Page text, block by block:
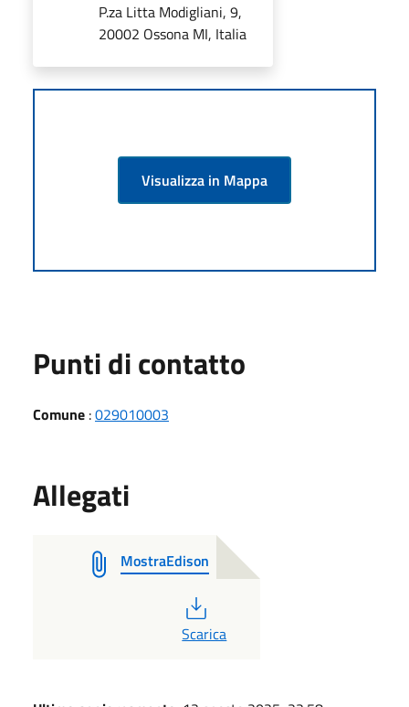
P.za Litta Modigliani, 9,
20002 Ossona MI, Italia
Visualizza in Mappa
Punti di contatto
Comune :029010003
Allegati
MostraEdison
PDF
Scarica